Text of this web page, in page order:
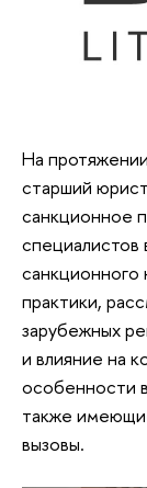
На
старший
санкционное
специалистов
практики,
зарубежных
и влияние на
особенности
также
вызовы.